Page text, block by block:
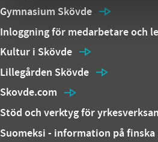
Gymnasium Skövde
Inloggning för medarbetare och
Kultur i Skövde
Lillegården Skövde
Skovde.com
Stöd och verktyg för
Suomeksi - information på finska